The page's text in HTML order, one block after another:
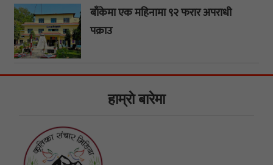
बाँकेमा एक महिनामा ९२ फरार अपराधी
पक्राउ
हाम्राे बारेमा